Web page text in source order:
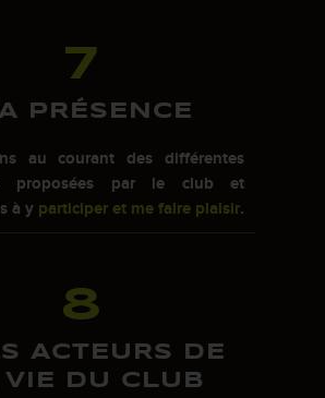
7
PRÉSENCE
au courant des différentes
proposées par le club et
à y participer et me faire plaisir.
8
ACTEURS DE
VIE DU CLUB